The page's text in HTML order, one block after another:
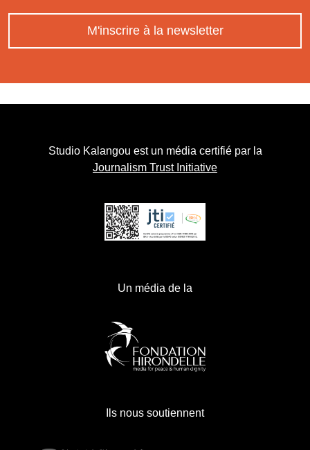
M'inscrire à la newsletter
Studio Kalangou est un média certifié par la
Journalism Trust Initiative
Un média de la
Ils nous soutiennent